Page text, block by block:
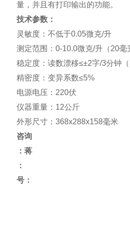
量，并且有打印输出的功能。
技术参数：
灵敏度：不低于0.05微克/升
测定范围：0-10.0微克/升（20毫
稳定度：读数漂移≤±2字/3分钟（
精密度：变异系数≤5%
电源电压：220伏
仪器重量：12公斤
外形尺寸：368x288x158毫米
咨询
：蒋
：
号：